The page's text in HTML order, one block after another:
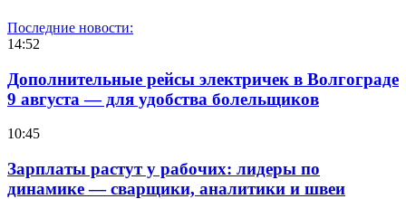
Последние новости:
14:52
Дополнительные рейсы электричек в Волгограде
9 августа — для удобства болельщиков
10:45
Зарплаты растут у рабочих: лидеры по
динамике — сварщики, аналитики и швеи